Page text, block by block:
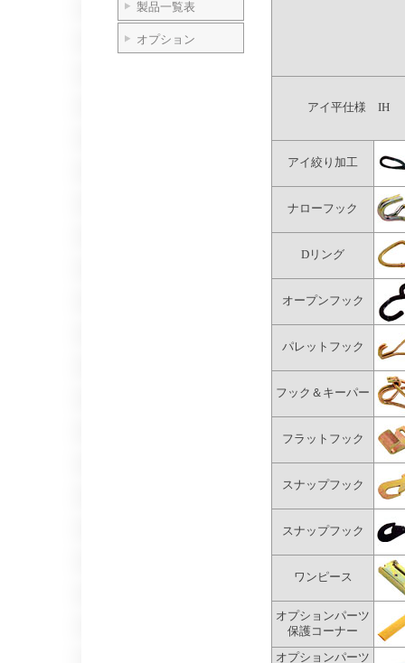
アイ平仕様 IH
アイ絞り加工
ナローフック
Dリング
オープンフック
パレットフック
フック＆キーパー
フラットフック
スナップフック
スナップフック
ワンピース
オプションパーツ
保護コーナー
オプションパーツ
製品一覧表
オプション